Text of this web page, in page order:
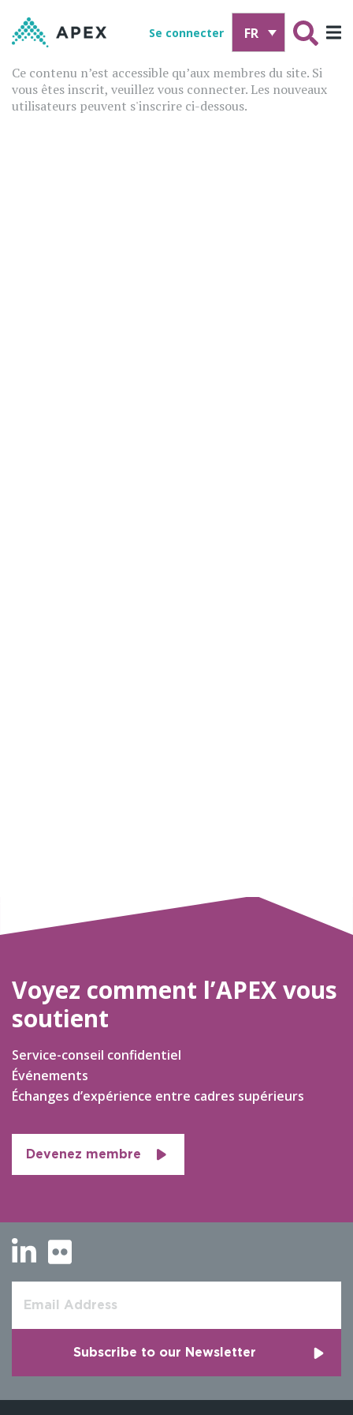
Se connecter FR
Ce contenu n’est accessible qu’aux membres du site. Si
vous êtes inscrit, veuillez vous connecter. Les nouveaux
utilisateurs peuvent s'inscrire ci-dessous.
Voyez comment l’APEX vous
soutient
Service-conseil confidentiel
Événements
Échanges d’expérience entre cadres supérieurs
Devenez membre